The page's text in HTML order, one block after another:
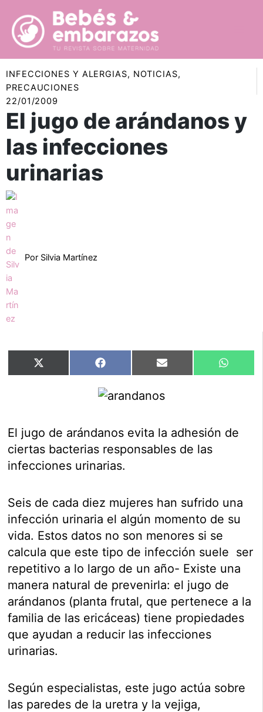
contenido
INFECCIONES Y ALERGIAS, NOTICIAS,
PRECAUCIONES
22/01/2009
El jugo de arándanos y
las infecciones
urinarias
Por Silvia Martínez
Compartir
en
X
(Twitter)
Compartir
en
Facebook Compartir
en
Email
en
El jugo de arándanos evita la adhesión de
ciertas bacterias responsables de las
infecciones urinarias.
Seis de cada diez mujeres han sufrido una
infección urinaria el algún momento de su
vida. Estos datos no son menores si se
calcula que este tipo de infección suele ser
repetitivo a lo largo de un año- Existe una
manera natural de prevenirla: el jugo de
arándanos (planta frutal, que pertenece a la
familia de las ericáceas) tiene propiedades
que ayudan a reducir las infecciones
urinarias.
Según especialistas, este jugo actúa sobre
las paredes de la uretra y la vejiga,